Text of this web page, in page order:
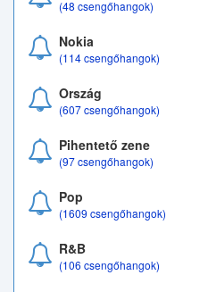
(48 csengőhangok)
Nokia
(114 csengőhangok)
Ország
(607 csengőhangok)
Pihentető zene
(97 csengőhangok)
Pop
(1609 csengőhangok)
R&B
(106 csengőhangok)